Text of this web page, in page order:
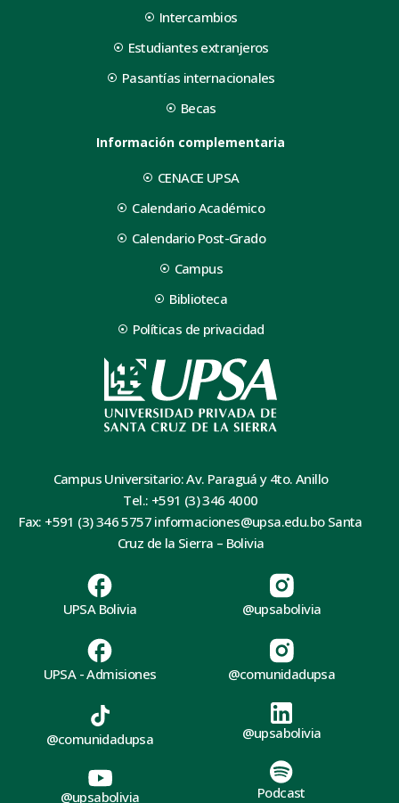
Intercambios
Estudiantes extranjeros
Pasantías internacionales
Becas
Información complementaria
CENACE UPSA
Calendario Académico
Calendario Post-Grado
Campus
Biblioteca
Políticas de privacidad
Campus Universitario: Av. Paraguá y 4to. Anillo
Tel.: +591 (3) 346 4000
Fax: +591 (3) 346 5757 informaciones@upsa.edu.bo Santa
Cruz de la Sierra – Bolivia
UPSA Bolivia
UPSA - Admisiones
@upsabolivia
@comunidadupsa
@comunidadupsa
@upsabolivia
@upsabolivia
Podcast